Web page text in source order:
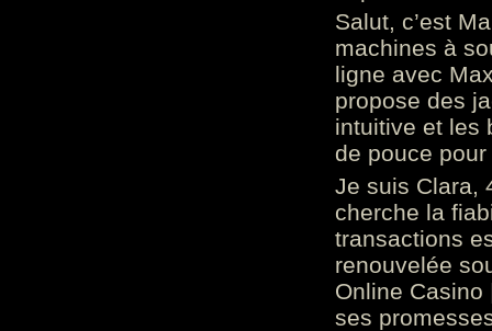
Salut, c’est
machines à
ligne avec
propose des
intuitive et les
de pouce
Je suis Clara,
cherche la
transactions
renouvelée
Online
ses